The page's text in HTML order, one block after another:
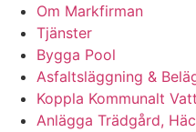
Om Markfirman
Tjänster
Bygga Pool
Asfaltsläggning &
Koppla Kommunalt
Anlägga Trädgård,